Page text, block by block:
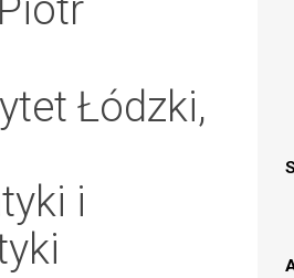
Łódzki,
i